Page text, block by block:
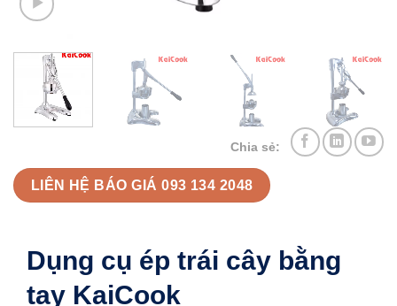
Chia sẻ:
LIÊN HỆ BÁO GIÁ 093 134 2048
Dụng cụ ép trái cây bằng
tay KaiCook